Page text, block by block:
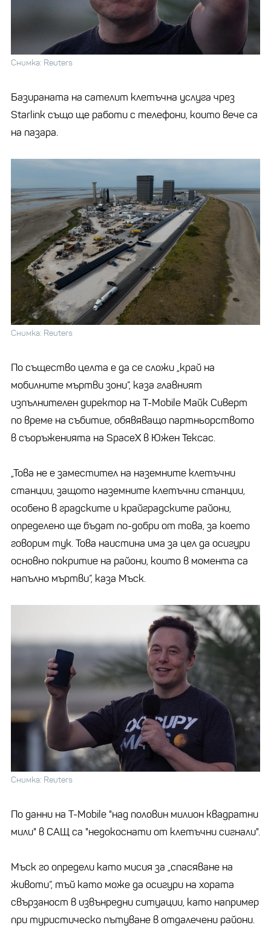
Снимка: Reuters
Базираната на сателит клетъчна услуга чрез
Starlink също ще работи с телефони, които вече са
на пазара.
Снимка: Reuters
По същество целта е да се сложи „край на
мобилните мъртви зони“, каза главният
изпълнителен директор на T-Mobile Майк Сиверт
по време на събитие, обявяващо партньорството
в съоръженията на SpaceX в Южен Тексас.
„Това не е заместител на наземните клетъчни
станции, защото наземните клетъчни станции,
особено в градските и крайградските райони,
определено ще бъдат по-добри от това, за което
говорим тук. Това наистина има за цел да осигури
основно покритие на райони, които в момента са
напълно мъртви“, каза Мъск.
Снимка: Reuters
По данни на T-Mobile "над половин милион квадратни
мили" в САЩ са "недокоснати от клетъчни сигнали".
Мъск го определи като мисия за „спасяване на
животи“, тъй като може да осигури на хората
свързаност в извънредни ситуации, като например
при туристическо пътуване в отдалечени райони.